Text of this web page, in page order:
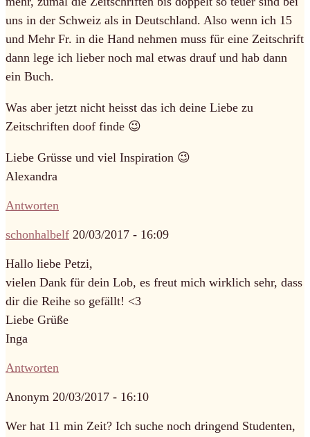
uns in der Schweiz als in Deutschland. Also wenn ich 15
und Mehr Fr. in die Hand nehmen muss für eine Zeitschrift
dann lege ich lieber noch mal etwas drauf und hab dann
ein Buch.
Was aber jetzt nicht heisst das ich deine Liebe zu
Zeitschriften doof finde 😉
Liebe Grüsse und viel Inspiration 😉
Alexandra
Antworten
schonhalbelf 20/03/2017 - 16:09
Hallo liebe Petzi,
vielen Dank für dein Lob, es freut mich wirklich sehr, dass
dir die Reihe so gefällt! <3
Liebe Grüße
Inga
Antworten
Anonym 20/03/2017 - 16:10
Wer hat 11 min Zeit? Ich suche noch dringend Studenten,